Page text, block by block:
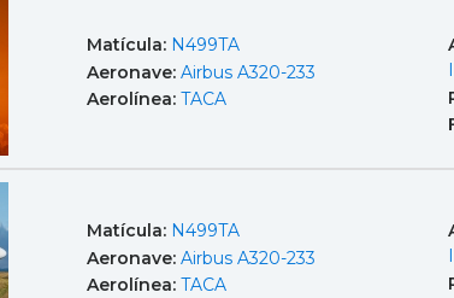
Matícula: N499TA
Aeronave: Airbus A320-233
Aerolínea: TACA
Matícula: N499TA
Aeronave: Airbus A320-233
Aerolínea: TACA